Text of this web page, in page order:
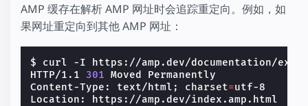
AMP 缓存在解析 AMP 网址时会追踪重定向。例如，如
果网址重定向到其他 AMP 网址：
$ curl -I https://amp.dev/documentation/
HTTP/1.1 301 Moved Permanently
Content-Type: text/html ; charset=utf-8
Location: https://amp.dev/index.amp.html